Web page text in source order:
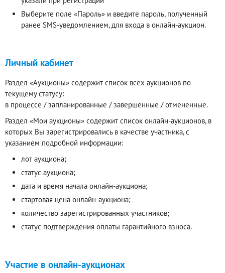
Выберите поле «Пароль» и введите пароль, полученный
ранее SMS-уведомлением, для входа в онлайн-аукцион.
Личный кабинет
Раздел «Аукционы» содержит список всех аукционов по
текущему статусу:
в процессе / запланированные / завершенные / отмененные.
Раздел «Мои аукционы» содержит список онлайн-аукционов, в
которых Вы зарегистрировались в качестве участника, с
указанием подробной информации:
лот аукциона;
статус аукциона;
дата и время начала онлайн-аукциона;
стартовая цена онлайн-аукциона;
количество зарегистрированных участников;
статус подтверждения оплаты гарантийного взноса.
Участие в онлайн-аукционах